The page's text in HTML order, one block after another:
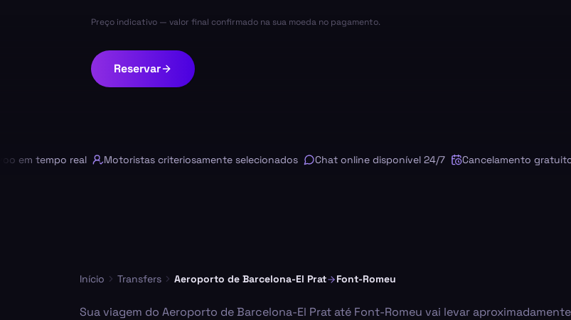
Preço indicativo — valor final confirmado na sua moeda no pagamento.
Reservar
tempo real Motoristas criteriosamente selecionados Chat online disponível 24/7 Cancelamento gratuito
Início Transfers Aeroporto de Barcelona-El Prat Font-Romeu
Sua viagem do Aeroporto de Barcelona-El Prat até Font-Romeu vai levar